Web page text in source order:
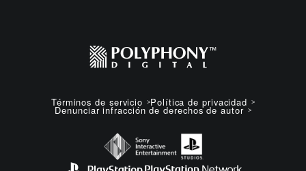
Términos de servicio Política de privacidad
Denunciar infracción de derechos de autor